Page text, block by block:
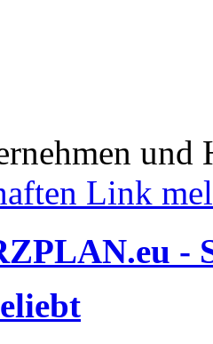
und
Link
-